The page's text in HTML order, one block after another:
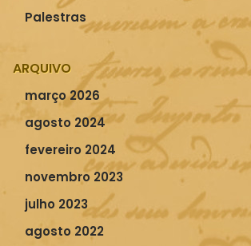
Palestras
ARQUIVO
março 2026
agosto 2024
fevereiro 2024
novembro 2023
julho 2023
agosto 2022